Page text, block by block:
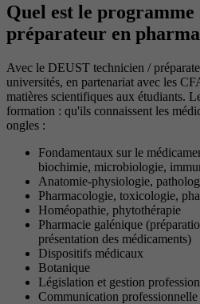
Quel est le
préparateur en
Avec le DEUST technicien /
universités, en partenariat avec les
matières scientifiques aux étudiants.
formation : qu'ils connaissent les
ongles :
Fondamentaux sur le
biochimie, microbiologie,
Anatomie-physiologie,
Pharmacologie, toxicologie,
Homéopathie, phytothérapie
Pharmacie galénique
présentation des médicaments)
Dispositifs médicaux
Botanique
Législation et gestion
Communication professionnelle